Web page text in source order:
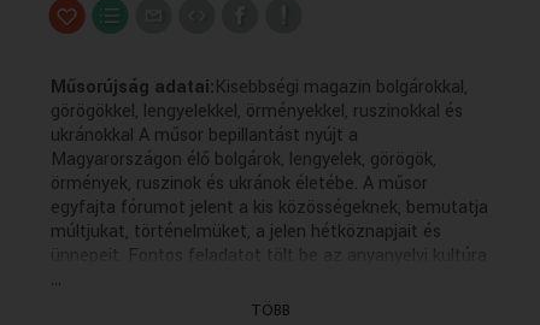
Műsorújság adatai:Kisebbségi magazin bolgárokkal,
görögökkel, lengyelekkel, örményekkel, ruszinokkal és
ukránokkal A műsor bepillantást nyújt a
Magyarországon élő bolgárok, lengyelek, görögök,
örmények, ruszinok és ukránok életébe. A műsor
egyfajta fórumot jelent a kis közösségeknek, bemutatja
múltjukat, történelmüket, a jelen hétköznapjait és
ünnepeit. Fontos feladatot tölt be az anyanyelvi kultúra
ápolásában, hiszen a forgatott anyagok többsége az
adott kisebbség nyelvén készül magyar feliratozással. A
...
TÖBB